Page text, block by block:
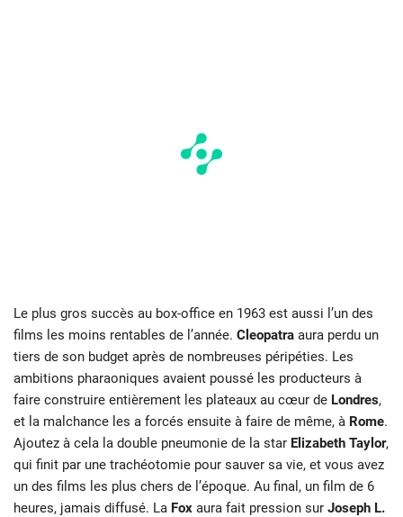
Le plus gros succès au box-office en 1963 est aussi l’un des
films les moins rentables de l’année. Cleopatra aura perdu un
tiers de son budget après de nombreuses péripéties. Les
ambitions pharaoniques avaient poussé les producteurs à
faire construire entièrement les plateaux au cœur de Londres,
et la malchance les a forcés ensuite à faire de même, à Rome.
Ajoutez à cela la double pneumonie de la star Elizabeth Taylor,
qui finit par une trachéotomie pour sauver sa vie, et vous avez
un des films les plus chers de l’époque. Au final, un film de 6
heures, jamais diffusé. La Fox aura fait pression sur Joseph L.